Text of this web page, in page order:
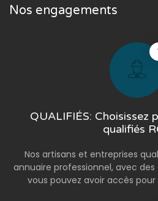
Nos engagements
QUALIFIÉS: Choisissez
qualifiés
Nos artisans et entreprises
annuaire professionnel, avec
vous pouvez avoir accès